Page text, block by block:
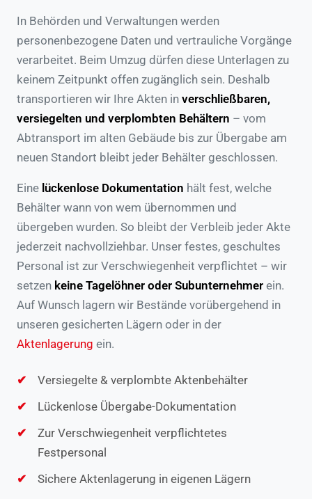
In Behörden und Verwaltungen werden
personenbezogene Daten und vertrauliche Vorgänge
verarbeitet. Beim Umzug dürfen diese Unterlagen zu
keinem Zeitpunkt offen zugänglich sein. Deshalb
transportieren wir Ihre Akten in verschließbaren,
versiegelten und verplombten Behältern – vom
Abtransport im alten Gebäude bis zur Übergabe am
neuen Standort bleibt jeder Behälter geschlossen.
Eine lückenlose Dokumentation hält fest, welche
Behälter wann von wem übernommen und
übergeben wurden. So bleibt der Verbleib jeder Akte
jederzeit nachvollziehbar. Unser festes, geschultes
Personal ist zur Verschwiegenheit verpflichtet – wir
setzen keine Tagelöhner oder Subunternehmer ein.
Auf Wunsch lagern wir Bestände vorübergehend in
unseren gesicherten Lägern oder in der
Aktenlagerung ein.
Versiegelte & verplombte Aktenbehälter
Lückenlose Übergabe-Dokumentation
Zur Verschwiegenheit verpflichtetes
Festpersonal
Sichere Aktenlagerung in eigenen Lägern